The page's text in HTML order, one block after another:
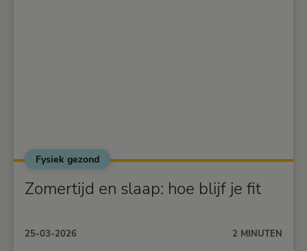
alt="Zomertijd en slaap: hoe blijf je fit">
Fysiek gezond
Zomertijd en slaap: hoe blijf je fit
25-03-2026 2 MINUTEN